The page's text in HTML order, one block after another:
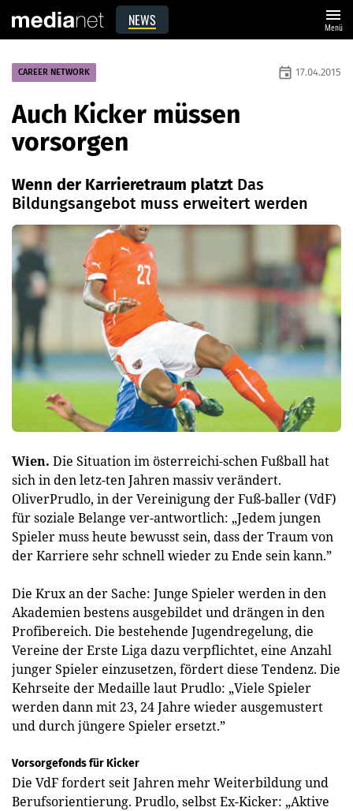
NEWS menu
Menü
CAREER NETWORK event 17.04.2015
Auch Kicker müssen
vorsorgen
Wenn der Karrieretraum platzt Das
Bildungsangebot muss erweitert werden
Wien. Die Situation im österreichi-schen Fußball hat
sich in den letz-ten Jahren massiv verändert.
OliverPrudlo, in der Vereinigung der Fuß-baller (VdF)
für soziale Belange ver-antwortlich: „Jedem jungen
Spieler muss heute bewusst sein, dass der Traum von
der Karriere sehr schnell wieder zu Ende sein kann.”
Die Krux an der Sache: Junge Spieler werden in den
Akademien bestens ausgebildet und drängen in den
Profibereich. Die bestehende Jugendregelung, die
Vereine der Erste Liga dazu verpflichtet, eine Anzahl
junger Spieler einzusetzen, fördert diese Tendenz. Die
Kehrseite der Medaille laut Prudlo: „Viele Spieler
werden dann mit 23, 24 Jahre wieder ausgemustert
und durch jüngere Spieler ersetzt.”
Vorsorgefonds für Kicker
Die VdF fordert seit Jahren mehr Weiterbildung und
Berufsorientierung. Prudlo, selbst Ex-Kicker: „Aktive